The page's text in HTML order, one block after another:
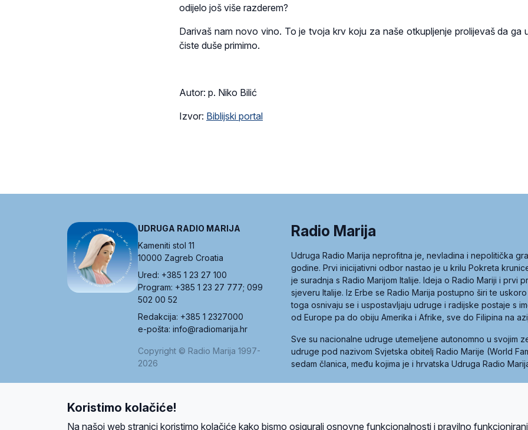
odijelo još više razderem?
Darivaš nam novo vino. To je tvoja krv koju za naše otkupljenje prolijevaš da ga
čiste duše primimo.
Autor: p. Niko Bilić
Izvor: Biblijski portal
UDRUGA RADIO MARIJA
Kameniti stol 11
10000 Zagreb Croatia
Ured: +385 1 23 27 100
Program: +385 1 23 27 777; 099
502 00 52
Redakcija: +385 1 2327000
e-pošta: info@radiomarija.hr
Copyright © Radio Marija 1997-
2026
Radio Marija
Udruga Radio Marija neprofitna je, nevladina i nepolitička
godine. Prvi inicijativni odbor nastao je u krilu Pokreta
je suradnja s Radio Marijom Italije. Ideja o Radio Mariji i prvi
sjeveru Italije. Iz Erbe se Radio Marija postupno širi te
toga osnivaju se i uspostavljaju udruge i radijske postaje s
od Europe pa do obiju Amerika i Afrike, sve do Filipina na
Sve su nacionalne udruge utemeljene autonomno u svojim
udruge pod nazivom Svjetska obitelj Radio Marije (World
sedam članica, među kojima je i hrvatska Udruga Radio
Koristimo kolačiće!
Na našoj web stranici koristimo kolačiće kako bismo osigurali osnovne funkcionalnosti i pravilno